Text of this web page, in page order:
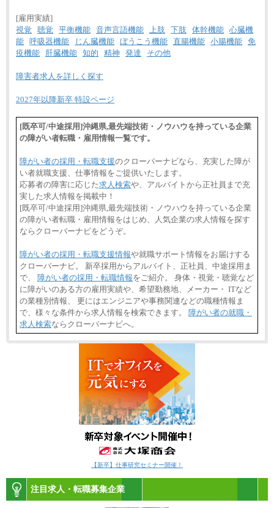
[雇用実績]
視覚
聴覚 平衡機能 音声言語機能 上肢 下肢 体幹機能 心臓機
能 呼吸器機能 じん臓機能 ぼうこう機能 直腸機能 小腸機能 免
疫機能
肝臓機能 知的 精神 発達 その他
障害者求人を詳しく探す
2027年以降新卒 特設ページ
[既卒可/中途採用]沖縄県,最先端技術・ノウハウを持っている企業
の障がい者転職・雇用情報一覧です。
障がい者の採用・転職支援のクローバーナビなら、充実した障が
い者就職支援、仕事情報をご提供いたします。
応募者の障害に応じた求人検索や、アルバイトから正社員まで充
実した求人情報を掲載中！
[既卒可/中途採用]沖縄県,最先端技術・ノウハウを持っている企業
の障がい者転職・雇用情報をはじめ、人気企業の求人情報を探す
ならクローバーナビをどうぞ。
障がい者の採用・転職支援情報や就職サポート情報をお届けする
クローバーナビ。 新卒採用からアルバイト、正社員、中途採用ま
で、 障がい者の採用・転職情報をご紹介。 身体・視覚・聴覚など
に障がいのある方の雇用実績や、希望勤務地、メーカー・ ITなど
の業種別情報、 更にはエンジニアや事務関連などの職種情報ま
で、様々な条件から求人情報を検索できます。 障がい者の就職・
求人検索ならクローバーナビへ。
【新卒】仕事研究セミナー開催！
注目求人・転職募集企業